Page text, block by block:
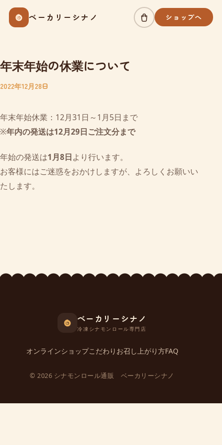
Skip
ベーカリーシナノ ショップへ
年末年始の休業について
2022年12月28日
年末年始休業：12月31日～1月5日まで
※年内の発送は12月29日ご注文分まで
年始の発送は1月8日より行います。
お客様にはご迷惑をおかけしますが、よろしくお願いい
たします。
ベーカリーシナノ
冷凍シナモンロール専門店
オンラインショップこだわり お召し上がり方FAQ
© 2026 シナモンロール通販 ベーカリーシナノ